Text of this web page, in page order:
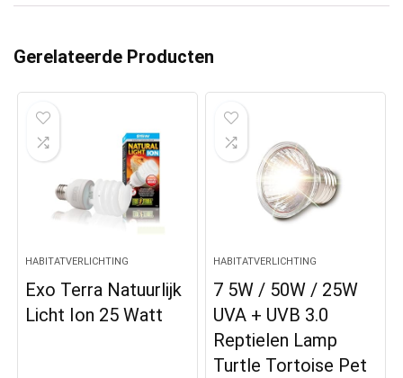
Gerelateerde Producten
HABITATVERLICHTING
Exo Terra Natuurlijk
Licht Ion 25 Watt
HABITATVERLICHTING
7 5W / 50W / 25W
UVA + UVB 3.0
Reptielen Lamp
Turtle Tortoise Pet